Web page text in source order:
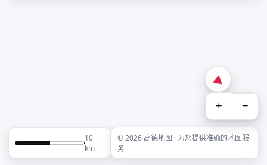
+ −
10
km
© 2026 高德地图 · 为您提供准确的地图服
务